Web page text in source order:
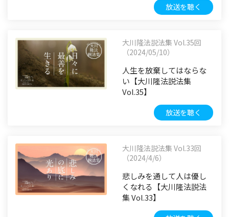
放送を聴く
大川隆法説法集 Vol.35回
（2024/05/10）
人生を放棄してはならな
い【大川隆法説法集
Vol.35】
放送を聴く
大川隆法説法集 Vol.33回
（2024/4/6）
悲しみを通して人は優し
くなれる【大川隆法説法
集 Vol.33】